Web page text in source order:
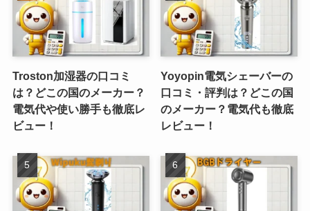
Troston加湿器の口コミ
は？どこの国のメーカー？
電気代や使い勝手も徹底レ
ビュー！
Yoyopin電気シェーバーの
口コミ・評判は？どこの国
のメーカー？電気代も徹底
レビュー！